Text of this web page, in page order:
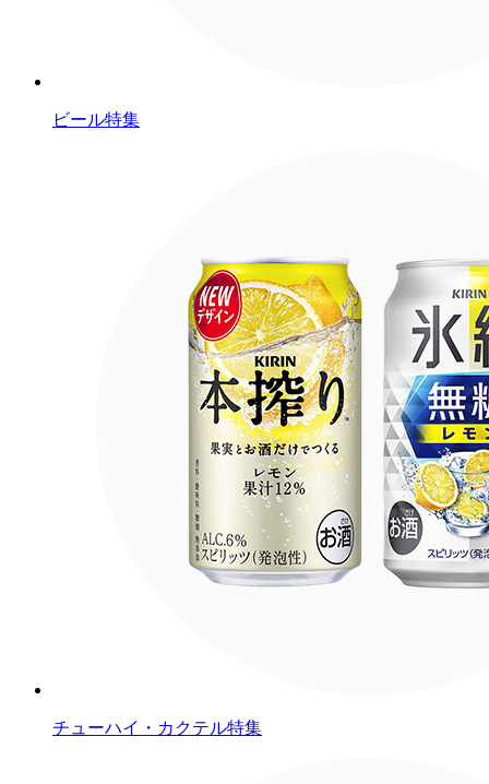
ビール特集
チューハイ・カクテル特集